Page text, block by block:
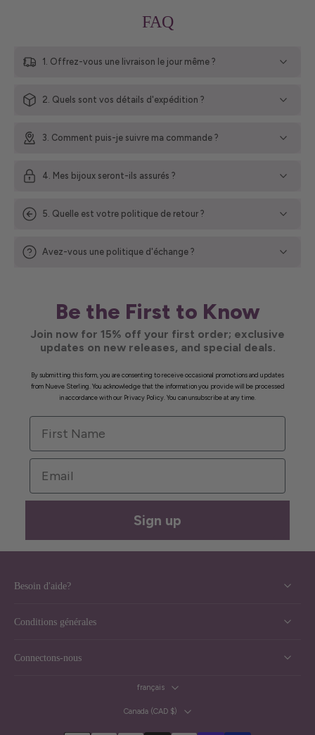
FAQ
1. Offrez-vous une livraison le jour même ?
2. Quels sont vos détails d'expédition ?
3. Comment puis-je suivre ma commande ?
4. Mes bijoux seront-ils assurés ?
5. Quelle est votre politique de retour ?
Avez-vous une politique d'échange ?
Be the First to Know
Join now for 15% off your first order; exclusive
updates on new releases, and special deals.
By submitting this form, you are consenting to receive occasional promotions and updates
from Nueve Sterling. You acknowledge that the information you provide will be processed
in accordance with our Privacy Policy. You can unsubscribe at any time.
First Name
Email
Sign up
Besoin d'aide?
Conditions générales
Connectons-nous
français
Canada ‎(CAD $)‎